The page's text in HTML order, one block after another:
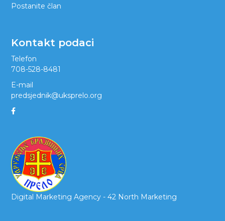
Postanite član
Kontakt podaci
Telefon
708-528-8481
E-mail
predsjednik@uksprelo.org
Digital Marketing Agency -42 North Marketing